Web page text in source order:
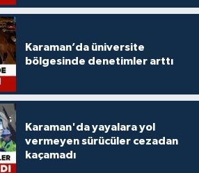
Karaman’da üniversite
bölgesinde denetimler arttı
Karaman'da yayalara yol
vermeyen sürücüler cezadan
kaçamadı